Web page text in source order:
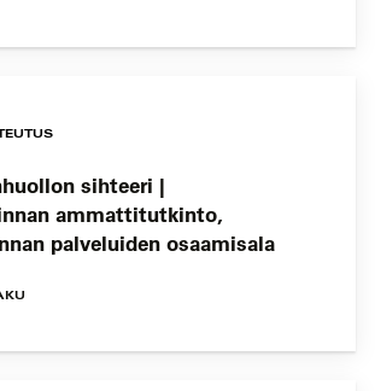
sihteeri |
ammattitutkinto,
palveluiden osaamisala